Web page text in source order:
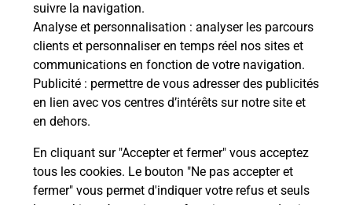
suivre la navigation.
Analyse et personnalisation : analyser les parcours
clients et personnaliser en temps réel nos sites et
communications en fonction de votre navigation.
Publicité : permettre de vous adresser des publicités
en lien avec vos centres d’intérêts sur notre site et
en dehors.
En cliquant sur "Accepter et fermer" vous acceptez
tous les cookies. Le bouton "Ne pas accepter et
fermer" vous permet d'indiquer votre refus et seuls
Questions fréquemment posées
Quel réseau utilise La Poste Mobile ?
Est-ce que je peux garder mon
Est-ce que je peux bénéficier de la 5G